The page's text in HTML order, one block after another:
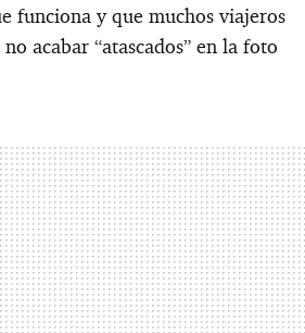
funciona y que muchos viajeros
acabar “atascados” en la foto